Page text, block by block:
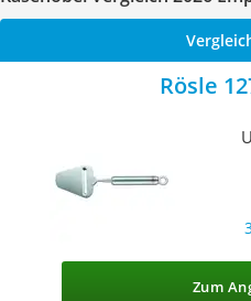
Rösle
Zum